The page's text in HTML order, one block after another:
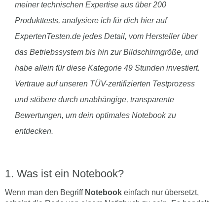
meiner technischen Expertise aus über 200
Produkttests, analysiere ich für dich hier auf
ExpertenTesten.de jedes Detail, vom Hersteller über
das Betriebssystem bis hin zur Bildschirmgröße, und
habe allein für diese Kategorie 49 Stunden investiert.
Vertraue auf unseren TÜV-zertifizierten Testprozess
und stöbere durch unabhängige, transparente
Bewertungen, um dein optimales Notebook zu
entdecken.
Was ist ein Notebook?
Wenn man den Begriff Notebook einfach nur übersetzt,